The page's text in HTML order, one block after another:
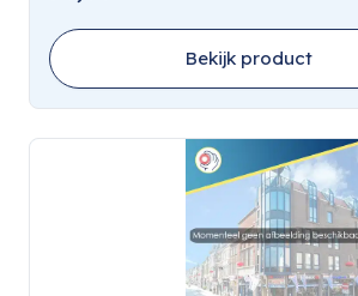
Bekijk product